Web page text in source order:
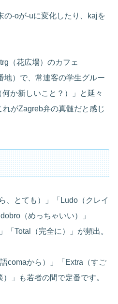
の-oが-uに変化したり、kajを
（花広場）のカフェ
地）で、常連客の学生グルー
か新しいこと？）」と延々
がZagreb弁の真髄だと感じ
、とても）」「Ludo（クレイ
（めっちゃいい）」
「Total（完全に）」が頻出。
comaから）」「Extra（すご
」も若者の間で定番です。